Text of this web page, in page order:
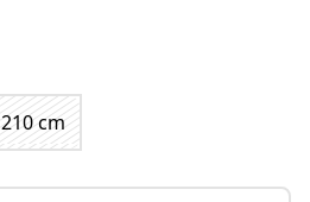
210 cm